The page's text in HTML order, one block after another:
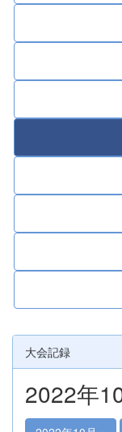
大会記録
2022年